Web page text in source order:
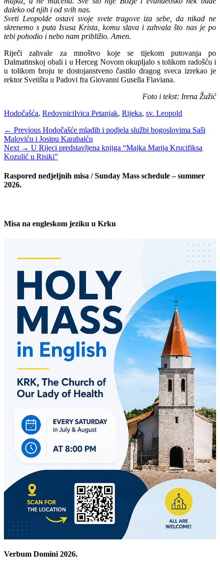
daleko od njih i od svih nas.
Sveti Leopolde ostavi svoje svete tragove iza sebe, da nikad ne
skrenemo s puta Isusa Krista, komu slava i zahvala što nas je po
tebi pohodio i nebo nam približio. Amen.
Riječi zahvale za mnoštvo koje se tijekom putovanja po
Dalmatinskoj obali i u Herceg Novom okupljalo s tolikom radošću i
u tolikom broju te dostojanstveno častilo dragog sveca izrekao je
rektor Svetišta u Padovi fra Giovanni Gusella Flaviana.
Foto i tekst: Irena Žužić
Categories
Hodočašća, RedovniciTags
Ivica Petanjak, Rijeka, sv. Leopold
Navigacija
objava
← Previous Previous
post:
Hodočašće mladih i podjela službi bogoslovima Saši
Maloviću i Josipu Karabaiću
Next → Next
post:
U Rijeci predstavljena knjiga “Majka Marija Krucifiksa
Kozulić u Risiki”
Raspored nedjeljnih misa / Sunday Mass schedule – summer
2026.
Misa na engleskom jeziku u Krku
Verbum Domini 2026.